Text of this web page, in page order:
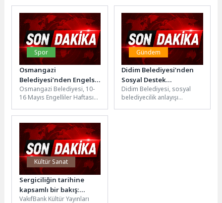
yama çalışmalarını
sürdürüyor.Kuzdere Mahalle
Sorumlusu...
düğün salonu, otopark,
kapalı pazaryeri, çok...
Spor
Osmangazi
Belediyesi’nden Engelsiz
Spor Şöleni
Osmangazi Belediyesi, 10-
16 Mayıs Engelliler Haftası
“Engelsiz Atletizm Yarışması”
ile özel gereksinimli
bireyleri...
Gündem
Didim Belediyesi’nden
Sosyal Destek
Çalışmaları
Didim Belediyesi, sosyal
belediyecilik anlayışı
Kültür Sanat
Sergiciliğin tarihine
kapsamlı bir bakış:
“Batı’da ve Türkiye’de
VakıfBank Kültür Yayınları